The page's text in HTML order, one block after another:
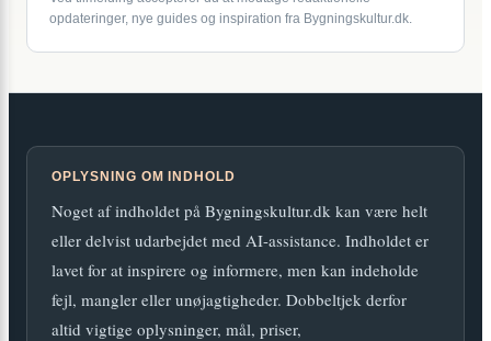
opdateringer, nye guides og inspiration fra Bygningskultur.dk.
OPLYSNING OM INDHOLD
Noget af indholdet på Bygningskultur.dk kan være helt
eller delvist udarbejdet med AI-assistance. Indholdet er
lavet for at inspirere og informere, men kan indeholde
fejl, mangler eller unøjagtigheder. Dobbeltjek derfor
altid vigtige oplysninger, mål, priser,